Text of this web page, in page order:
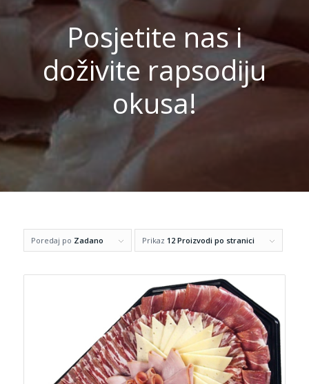
Posjetite nas i
doživite rapsodiju
okusa!
Poredaj po Zadano Prikaz 12 Proizvodi po stranici